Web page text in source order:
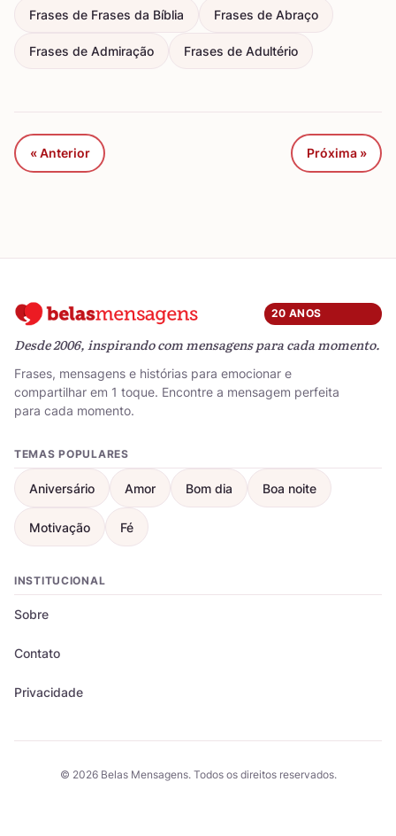
Frases de Frases da Bíblia Frases de Abraço
Frases de Admiração Frases de Adultério
« Anterior Próxima »
20 ANOS
Desde 2006, inspirando com mensagens para cada momento.
Frases, mensagens e histórias para emocionar e
compartilhar em 1 toque. Encontre a mensagem perfeita
para cada momento.
TEMAS POPULARES
Aniversário Amor Bom dia Boa noite
Motivação Fé
INSTITUCIONAL
Sobre
Contato
Privacidade
© 2026 Belas Mensagens. Todos os direitos reservados.